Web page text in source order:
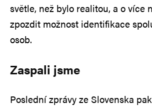
světle, než bylo realitou, a o více
zpozdit možnost identifikace
osob.
Zaspali jsme
Poslední zprávy ze Slovenska